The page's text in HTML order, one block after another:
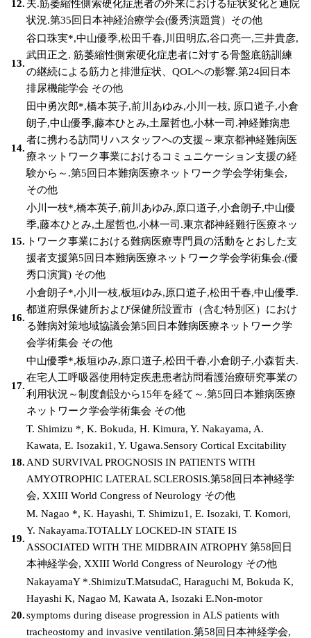
12. 夫.筋萎縮性側索硬化症患者の外来における症状変化と通院
状況.第35回日本神経治療学会(優秀演題賞）その他
13.
谷口珠実*,中山優季,松田千春,川田明広,谷口亮一,三井貴彦,
武田正之. 筋萎縮性側索硬化症患者に対する骨盤底筋訓練
の継続による筋力と排泄症状、QOLへの影響.第24回日本
排尿機能学会 その他
14.
田中勇次郎*,橋本英子,前川あゆみ,小川一枝, 原口道子,小倉
朗子,中山優季,藤本ひとみ,土屋哲也,小林一司.神経難病患
者に携わる訪問リハスタッフへの支援～東京都神経難病医
療ネットワーク事業におけるコミュニケーション支援の経
験から～.第5回日本難病医療ネットワーク学会学術集会,
その他
15.
小川一枝*,橋本英子,前川あゆみ,原口道子,小倉朗子,中山優
季,藤本ひとみ,土屋哲也,小林一司.東京都神経難行医療ネッ
トワーク事業における難病医療専門員の活動をとおした支
援者支援第5回日本難病医療ネットワーク学会学術集会.(優
秀口演賞) その他
16.
小倉朗子*,小川一枝,板垣ゆみ,原口道子,松田千春,中山優季.
都道府県保健所および保健所設置市（含む特別区）におけ
る難病対策地域協議会第5回日本難病医療ネットワーク学
会学術集会 その他
17.
中山優季*,板垣ゆみ,原口道子,松田千春,小倉朗子,小森哲夫.
在宅人工呼吸器使用特定疾患患者訪問看護治療研究事業の
利用状況～制度創設から15年を経て～.第5回日本難病医療
ネットワーク学会学術集会 その他
18.
T. Shimizu *, K. Bokuda, H. Kimura, Y. Nakayama, A.
Kawata, E. Isozaki1, Y. Ugawa.Sensory Cortical Excitability
AND SURVIVAL PROGNOSIS IN PATIENTS WITH
AMYOTROPHIC LATERAL SCLEROSIS.第58回日本神経学
会, XXIII World Congress of Neurology その他
19.
M. Nagao *, K. Hayashi, T. Shimizu1, E. Isozaki, T. Komori,
Y. Nakayama.TOTALLY LOCKED-IN STATE IS
ASSOCIATED WITH THE MIDBRAIN ATROPHY 第58回日
本神経学会, XXIII World Congress of Neurology その他
20.
NakayamaY *.ShimizuT.MatsudaC, Haraguchi M, Bokuda K,
Hayashi K, Nagao M, Kawata A, Isozaki E.Non-motor
symptoms during disease progression in ALS patients with
tracheostomy and invasive ventilation.第58回日本神経学会,